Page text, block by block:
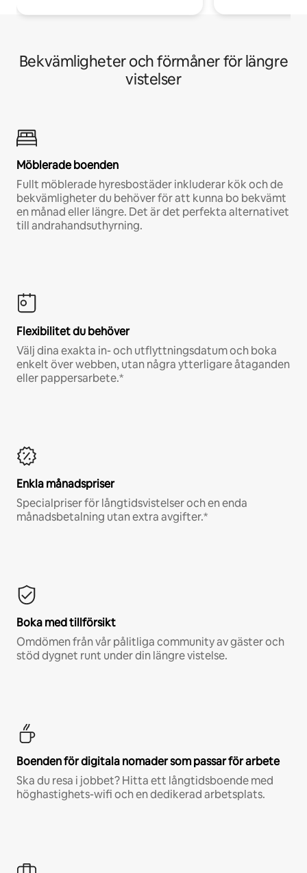
Bekvämligheter och förmåner för längre
vistelser
Möblerade boenden
Fullt möblerade hyresbostäder inkluderar kök och de
bekvämligheter du behöver för att kunna bo bekvämt
en månad eller längre. Det är det perfekta alternativet
till andrahandsuthyrning.
Flexibilitet du behöver
Välj dina exakta in- och utflyttningsdatum och boka
enkelt över webben, utan några ytterligare åtaganden
eller pappersarbete.*
Enkla månadspriser
Specialpriser för långtidsvistelser och en enda
månadsbetalning utan extra avgifter.*
Boka med tillförsikt
Omdömen från vår pålitliga community av gäster och
stöd dygnet runt under din längre vistelse.
Boenden för digitala nomader som passar för arbete
Ska du resa i jobbet? Hitta ett långtidsboende med
höghastighets-wifi och en dedikerad arbetsplats.